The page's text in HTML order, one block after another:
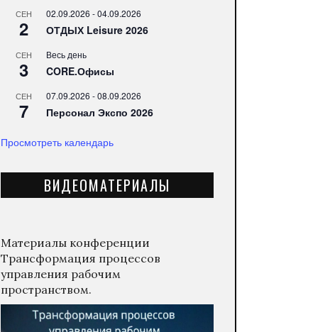
СЕН
2
02.09.2026 -04.09.2026
ОТДЫХ Leisure 2026
СЕН
3
Весь день
CORE.Офисы
СЕН
7
07.09.2026 -08.09.2026
Персонал Экспо 2026
Просмотреть календарь
ВИДЕОМАТЕРИАЛЫ
Материалы конференции
Трансформация процессов
управления рабочим
пространством.